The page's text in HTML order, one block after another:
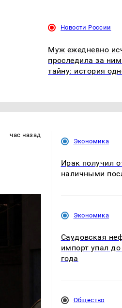
Новости России
Муж ежедневно
проследила за
тайну: история
час назад
Экономика
Ирак получил
наличными
Экономика
Саудовская
импорт упал
года
Общество